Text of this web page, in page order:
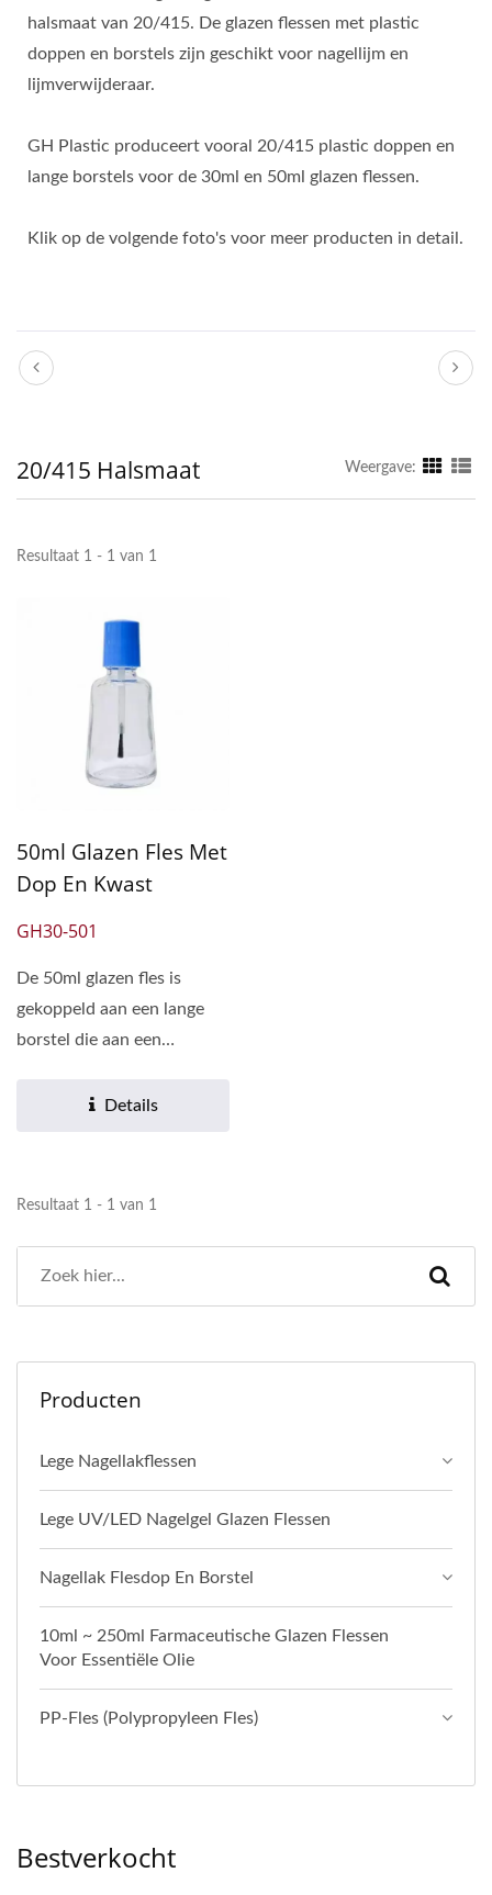
halsmaat van 20/415. De glazen flessen met plastic
doppen en borstels zijn geschikt voor nagellijm en
lijmverwijderaar.
GH Plastic produceert vooral 20/415 plastic doppen en
lange borstels voor de 30ml en 50ml glazen flessen.
Klik op de volgende foto's voor meer producten in detail.
20/415 Halsmaat Weergave:
Resultaat 1 - 1 van 1
50ml Glazen Fles Met
Dop En Kwast
GH30-501
De 50ml glazen fles is
gekoppeld aan een lange
borstel die aan een
Details
Resultaat 1 - 1 van 1
Producten
Lege Nagellakflessen
Lege UV/LED Nagelgel Glazen Flessen
Nagellak Flesdop En Borstel
10ml ~ 250ml Farmaceutische Glazen Flessen
Voor Essentiële Olie
PP-Fles (polypropyleen Fles)
Bestverkocht